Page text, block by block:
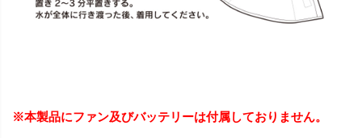
※本製品にファン及びバッテリーは付属しておりません。